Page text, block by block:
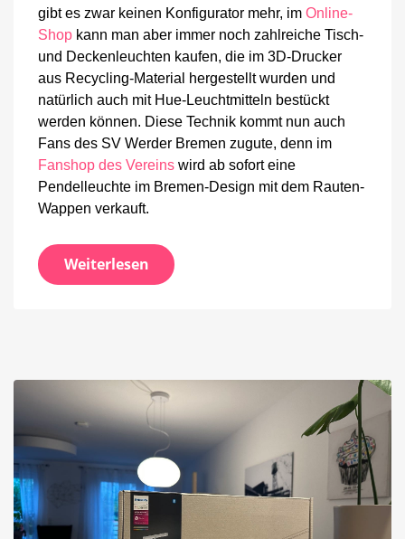
gibt es zwar keinen Konfigurator mehr, im Online-
Shop kann man aber immer noch zahlreiche Tisch-
und Deckenleuchten kaufen, die im 3D-Drucker
aus Recycling-Material hergestellt wurden und
natürlich auch mit Hue-Leuchtmitteln bestückt
werden können. Diese Technik kommt nun auch
Fans des SV Werder Bremen zugute, denn im
Fanshop des Vereins wird ab sofort eine
Pendelleuchte im Bremen-Design mit dem Rauten-
Wappen verkauft.
Weiterlesen